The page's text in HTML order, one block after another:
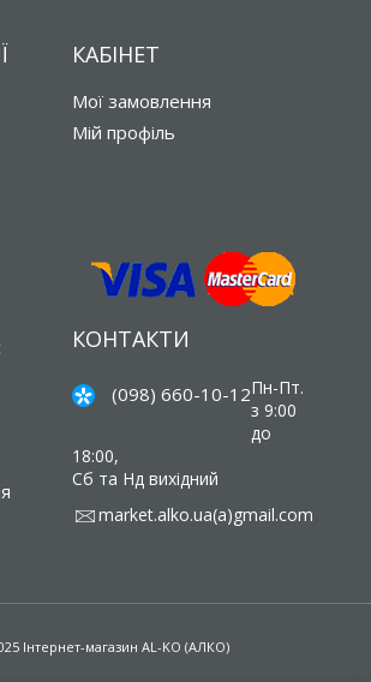
КАБІНЕТ
Мої замовлення
Мій профіль
КОНТАКТИ
(098) 660-10-12Пн-Пт.
з 9:00
до
18:00,
Сб та Нд вихідний
market.alko.ua(a)gmail.com
Інтернет-магазин AL-KO (АЛКО)